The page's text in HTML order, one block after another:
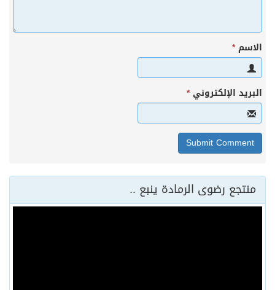
الاسم*
البريد الإلكتروني*
منتجع رضوى الرمادة ينبع ..